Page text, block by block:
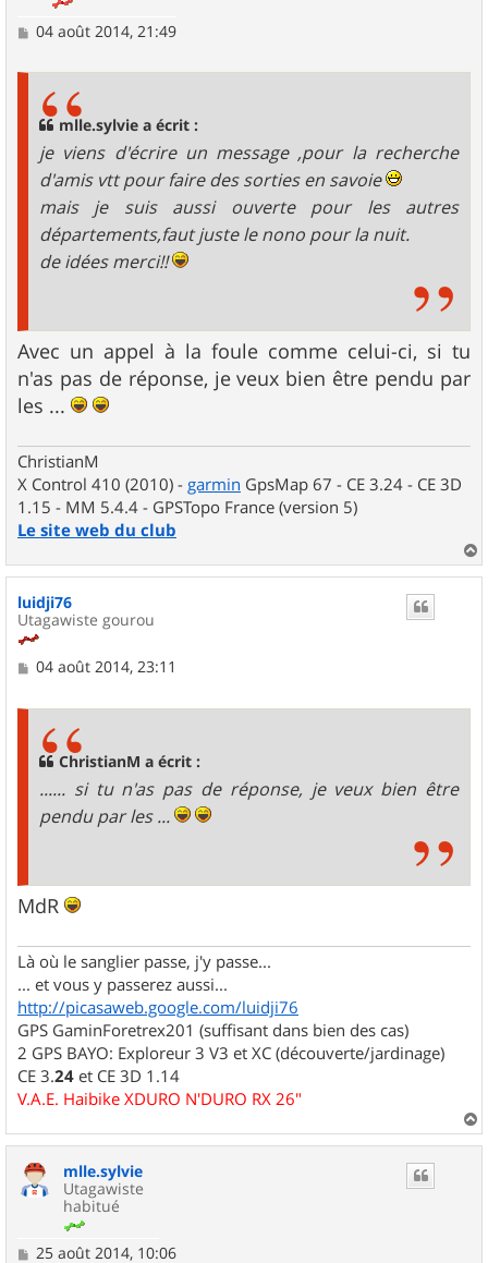
M
04 août 2014, 21:49
mlle.sylvie a écrit :
je viens d'écrire un message ,pour la recherche
d'amis vtt pour faire des sorties en savoie
mais je suis aussi ouverte pour les autres
départements,faut juste le nono pour la nuit.
de idées merci!!
Avec un appel à la foule comme celui-ci, si tu
n'as pas de réponse, je veux bien être pendu par
les ...
ChristianM
X Control 410 (2010) - garmin GpsMap 67 - CE 3.24 - CE 3D
1.15 - MM 5.4.4 - GPSTopo France (version 5)
Le site web du club
a
luidji76
Utagawiste gourou
M
04 août 2014, 23:11
ChristianM a écrit :
...... si tu n'as pas de réponse, je veux bien être
pendu par les ...
MdR
Là où le sanglier passe, j'y passe...
... et vous y passerez aussi...
http://picasaweb.google.com/luidji76
GPS GaminForetrex201 (suffisant dans bien des cas)
2 GPS BAYO: Exploreur 3 V3 et XC (découverte/jardinage)
CE 3.24 et CE 3D 1.14
V.A.E. Haibike XDURO N'DURO RX 26"
a
mlle.sylvie
Utagawiste
habitué
M
25 août 2014, 10:06